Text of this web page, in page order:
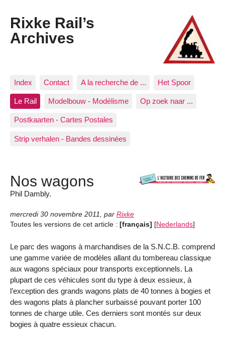
Rixke Rail’s
Archives
Index Contact A la recherche de ... Het Spoor
Le Rail Modelbouw - Modélisme Op zoek naar ...
Postkaarten - Cartes Postales
Strip verhalen - Bandes dessinées
Nos wagons
Phil Dambly.
mercredi 30 novembre 2011, par Rixke
Toutes les versions de cet article : [français] [Nederlands]
Le parc des wagons à marchandises de la S.N.C.B. comprend
une gamme variée de modèles allant du tombereau classique
aux wagons spéciaux pour transports exceptionnels. La
plupart de ces véhicules sont du type à deux essieux, à
l’exception des grands wagons plats de 40 tonnes à bogies et
des wagons plats à plancher surbaissé pouvant porter 100
tonnes de charge utile. Ces derniers sont montés sur deux
bogies à quatre essieux chacun.